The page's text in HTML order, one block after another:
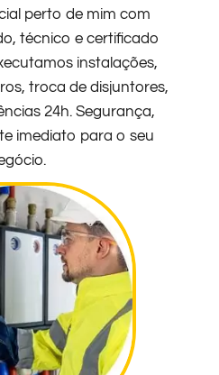
perto de mim com
técnico e certificado
instalações,
troca de disjuntores,
24h. Segurança,
imediato para o seu